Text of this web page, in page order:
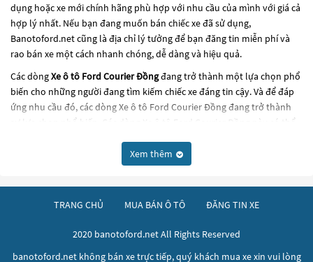
dụng hoặc xe mới chính hãng phù hợp với nhu cầu của mình với giá cả
hợp lý nhất. Nếu bạn đang muốn bán chiếc xe đã sử dụng,
Banotoford.net cũng là địa chỉ lý tưởng để bạn đăng tin miễn phí và
rao bán xe một cách nhanh chóng, dễ dàng và hiệu quả.
Các dòngXe ô tô Ford Courier Đồngđang trở thành một lựa chọn phổ
biến cho những người đang tìm kiếm chiếc xe đáng tin cậy. Và để đáp
ứng nhu cầu đó, các dòngXe ô tô Ford Courier Đồngđang trở thành
sự lựa chọn phổ biến. Các dòng
Xe ô tô Ford Courier Đồng
này có thể
thiết kế hiện đại và công nghệ tiên tiến. Các dòng
này đều được kiểm tra và bảo dưỡng kỹ lưỡng để đảm bảo chất
lượng và hiệu suất tốt nhất. Nếu bạn đang tìm kiếm một chiếc xe, hãy
khám phá các dòngXe ô tô Ford Courier Đồng
này và chọn cho mình
Banotoford.net .
Xem thêm
TRANG CHỦ MUA BÁN Ô TÔ ĐĂNG TIN XE
2020 banotoford.net All Rights Reserved
banotoford.net không bán xe trực tiếp, quý khách mua xe xin vui lòng